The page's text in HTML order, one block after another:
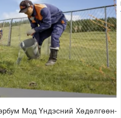
Мод Үндэсний Хөдөлгөөн-